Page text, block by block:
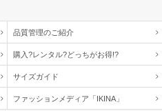
品質管理のご紹介
購入?レンタル?どっちがお得!?
サイズガイド
ファッションメディア「IKINA」